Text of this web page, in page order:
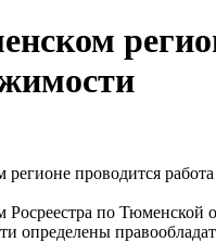
проводится
Росреестра по Тюменской
определены